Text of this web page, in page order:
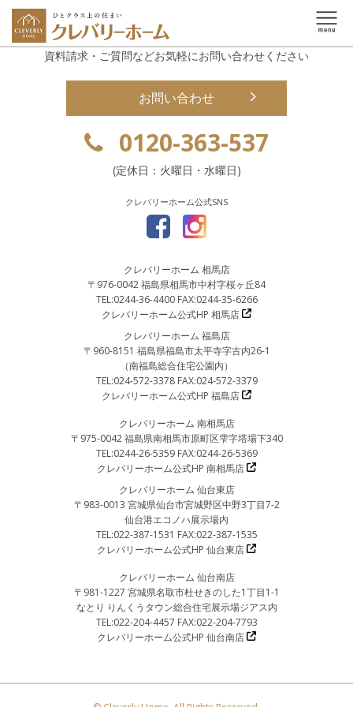
資料請求・ご質問などお気軽にお問い合わせください
お問い合わせ
0120-363-537
(定休日：火曜日・水曜日)
クレバリーホーム公式SNS
クレバリーホーム 相馬店
〒976-0042 福島県相馬市中村字桜ヶ丘84
TEL:0244-36-4400 FAX:0244-35-6266
クレバリーホーム公式HP 相馬店
クレバリーホーム 福島店
〒960-8151 福島県福島市太平寺字古内26-1
（南福島総合住宅公園内）
TEL:024-572-3378 FAX:024-572-3379
クレバリーホーム公式HP 福島店
クレバリーホーム 南相馬店
〒975-0042 福島県南相馬市原町区雫字塔場下340
TEL:0244-26-5359 FAX:0244-26-5369
クレバリーホーム公式HP 南相馬店
クレバリーホーム 仙台東店
〒983-0013 宮城県仙台市宮城野区中野3丁目7-2
仙台港エコノハ展示場内
TEL:022-387-1531 FAX:022-387-1535
クレバリーホーム公式HP 仙台東店
クレバリーホーム 仙台南店
〒981-1227 宮城県名取市杜せきのした1丁目1-1
なとり りんくうタウン総合住宅展示場ジアス内
TEL:022-204-4457 FAX:022-204-7793
クレバリーホーム公式HP 仙台南店